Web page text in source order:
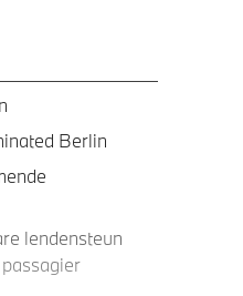
Berlin
lendensteun